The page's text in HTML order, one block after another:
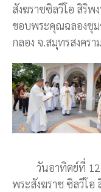
สังฆราชซิลวีโอ สิริ
ขอบพระคุณฉลองชุ
กลอง จ.สมุทรสงคราม
วันอาทิตย์ที่ 12 ก
พระสังฆราช ซิลวีโ